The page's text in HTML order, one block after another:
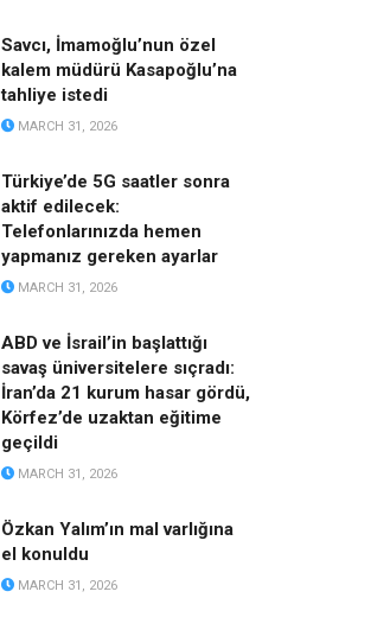
Savcı, İmamoğlu’nun özel
kalem müdürü Kasapoğlu’na
tahliye istedi
MARCH 31, 2026
Türkiye’de 5G saatler sonra
aktif edilecek:
Telefonlarınızda hemen
yapmanız gereken ayarlar
MARCH 31, 2026
ABD ve İsrail’in başlattığı
savaş üniversitelere sıçradı:
İran’da 21 kurum hasar gördü,
Körfez’de uzaktan eğitime
geçildi
MARCH 31, 2026
Özkan Yalım’ın mal varlığına
el konuldu
MARCH 31, 2026